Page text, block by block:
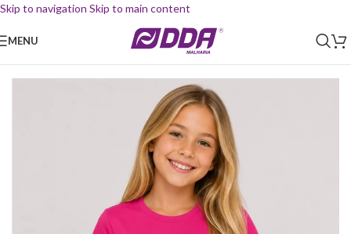
Skip to navigation Skip to main content
MENU
Camiseta